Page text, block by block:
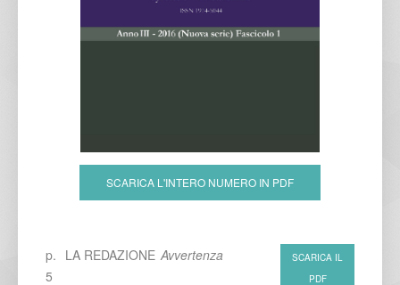
SCARICA L'INTERO NUMERO IN PDF
p.
5
LA REDAZIONE Avvertenza
SCARICA IL
PDF